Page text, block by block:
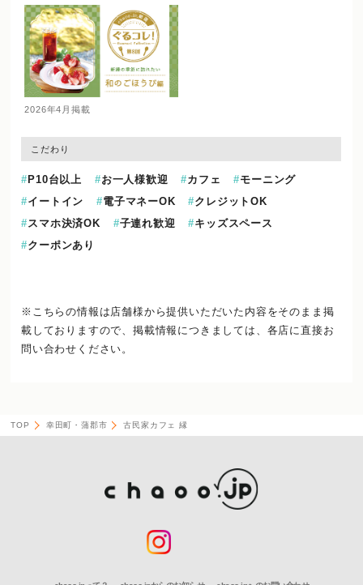
2026年4月掲載
こだわり
P10台以上 お一人様歓迎 カフェ
モーニング
イートイン
電子マネーOK
クレジットOK
スマホ決済OK
子連れ歓迎
キッズスペース
クーポンあり
※こちらの情報は店舗様から提供いただいた内容をそのまま掲
載しておりますので、掲載情報につきましては、各店に直接お
問い合わせください。
TOP 幸田町・蒲郡市 古民家カフェ 縁